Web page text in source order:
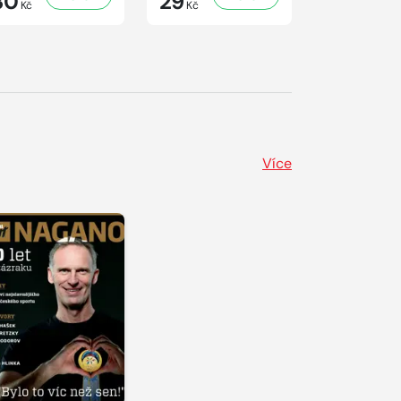
Kč Kč
Více